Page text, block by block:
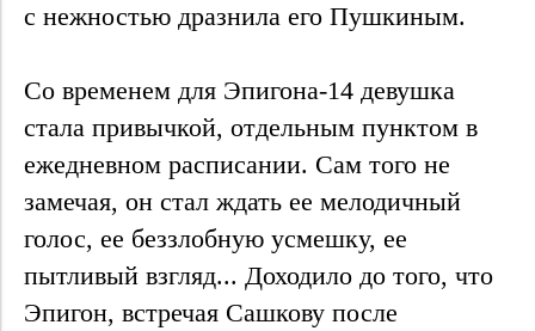
с нежностью дразнила его Пушкиным.
Со временем для Эпигона-14 девушка
стала привычкой, отдельным пунктом в
ежедневном расписании. Сам того не
замечая, он стал ждать ее мелодичный
голос, ее беззлобную усмешку, ее
пытливый взгляд... Доходило до того, что
Эпигон, встречая Сашкову после